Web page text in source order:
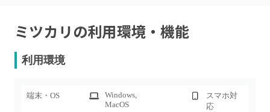
ミツカリの利用環境・機能
利用環境
端末・OS Windows,
MacOS
スマホ対
応